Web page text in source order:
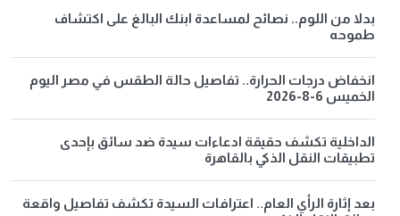
بدلا من اللوم.. نصائح لمساعدة ابنك البالغ على اكتشاف
طموحه
انخفاض درجات الحرارة.. تفاصيل حالة الطقس في مصر اليوم
الخميس 6-8-2026
الداخلية تكشف حقيقة ادعاءات سيدة ضد سائق بإحدى
تطبيقات النقل الذكي بالقاهرة
بعد إثارة الرأي العام.. اعترافات السيدة تكشف تفاصيل واقعة